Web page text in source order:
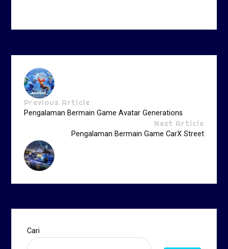
Previous Article
Pengalaman Bermain Game Avatar Generations
Next Article
Pengalaman Bermain Game CarX Street
Cari